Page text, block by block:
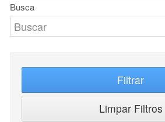
Busca
Filtrar
Limpar Filtros